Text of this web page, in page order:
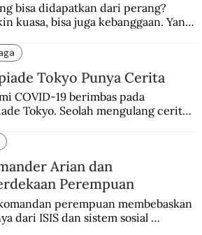
bisa didapatkan dari perang?
kuasa, bisa juga kebanggaan. Yang
Tokyo Punya Cerita
COVID-19 berimbas pada
Tokyo. Seolah mengulang cerita
Arian dan
Perempuan
perempuan membebaskan
dari ISIS dan sistem sosial